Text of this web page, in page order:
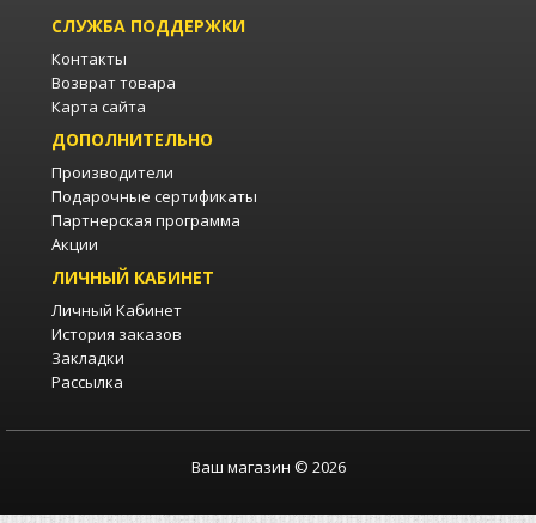
СЛУЖБА ПОДДЕРЖКИ
Контакты
Возврат товара
Карта сайта
ДОПОЛНИТЕЛЬНО
Производители
Подарочные сертификаты
Партнерская программа
Акции
ЛИЧНЫЙ КАБИНЕТ
Личный Кабинет
История заказов
Закладки
Рассылка
Ваш магазин © 2026